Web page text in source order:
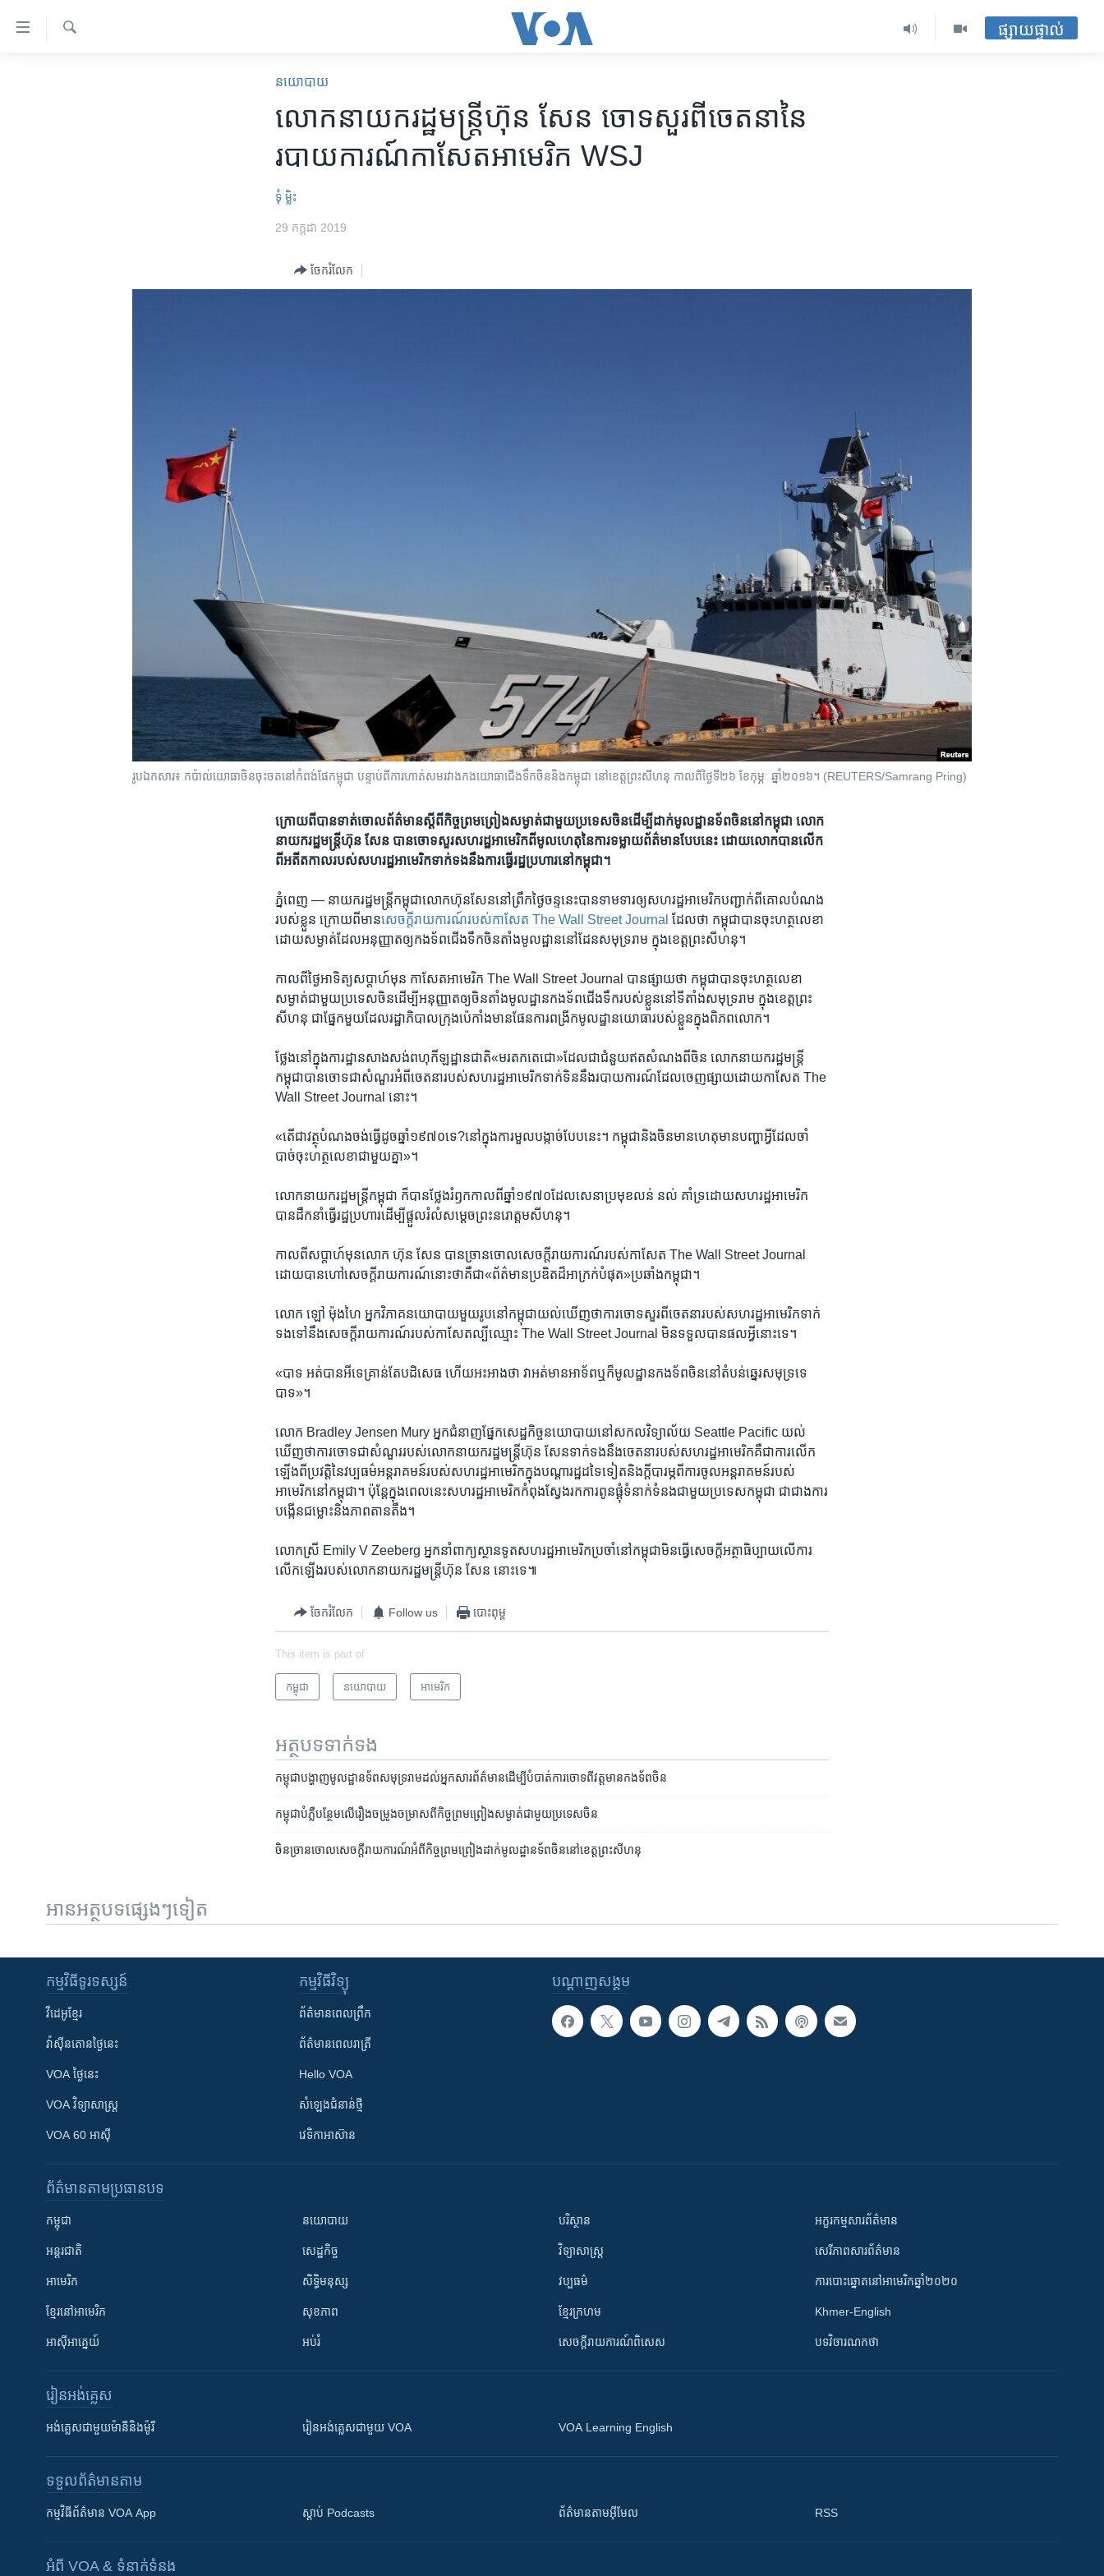
ទៅ​
ផ្សាយផ្ទាល់
នយោបាយ
លោក​នាយករដ្ឋ​មន្ត្រី​ហ៊ុន សែន ចោទសួរ​ពី​ចេតនា​នៃ​
របាយការណ៍​កាសែត​អាមេរិក​ WSJ
ទុំ ម្លិះ
29 កក្កដា 2019
ចែករំលែក
រូបឯកសារ៖ កប៉ាល់​យោធាចិន​ចុះចតនៅកំពង់ផែកម្ពុជា បន្ទាប់ពី​ការ​ហាត់សមរវាងកងយោធាជើងទឹកចិននិងកម្ពុជា នៅ​ខេត្ត​ព្រះសីហនុ កាលពីថ្ងៃទី២៦ ខែកុម្ភៈ ឆ្នាំ២០១៦។ (REUTERS/Samrang Pring)
ក្រោយ​ពី​បាន​ទាត់​ចោល​ព័ត៌មាន​ស្តីពីកិច្ច​ព្រមព្រៀង​សម្ងាត់​ជាមួយ​ប្រទេស​ចិនដើម្បីដាក់មូលដ្ឋានទ័ពចិននៅកម្ពុជា លោក​
នាយក​រដ្ឋ​មន្ត្រី​ហ៊ុន សែន បាន​ចោទ​សួរ​សហរដ្ឋ​អាមេរិក​ពី​មូលហេតុ​នៃ​ការ​ទម្លាយ​ព័ត៌មាន​បែបនេះ ដោយ​លោក​បាន​លើក​
ពី​អតីតកាល​របស់​សហរដ្ឋ​អាមេរិក​ទាក់​ទង​នឹង​ការ​ធ្វើ​រដ្ឋ​ប្រហារនៅ​កម្ពុជា។
ភ្នំពេញ — នាយករដ្ឋ​មន្រ្តី​កម្ពុជា​លោក​ហ៊ុនសែននៅ​ព្រឹក​ថ្ងៃ​ចន្ទ​នេះ​បាន​ទាមទារ​ឲ្យ​សហរដ្ឋ​អាមេរិក​បញ្ជាក់​ពី​គោល​បំណង​
របស់​ខ្លួន​ ក្រោយ​ពី​មាន​សេចក្តី​រាយការណ៍​របស់​កាសែត The Wall Street Journal ដែល​ថា​ កម្ពុជា​បាន​ចុះ​ហត្ថលេខា​
ដោយ​សម្ងាត់​ដែល​អនុញ្ញាត​ឲ្យ​កង​ទ័ព​ជើង​ទឹកចិន​តាំង​មូល​ដ្ឋាន​នៅ​ដែន​សមុទ្រ​រាម ក្នុង​ខេត្ត​ព្រះ​សីហនុ។
កាលពី​ថ្ងៃ​អាទិត្យ​សប្តាហ៍​មុន ​កាសែត​អាមេរិក​ ​The Wall Street Journal​ ​បាន​ផ្សាយ​ថា​ កម្ពុជា​បាន​ចុះ​ហត្ថលេខា​
សម្ងាត់​ជាមួយ​ប្រទេស​ចិន​ដើម្បី​អនុញ្ញាត​ឲ្យ​ចិន​តាំង​មូលដ្ឋាន​កងទ័ព​ជើង​ទឹក​របស់​ខ្លួន​នៅ​ទី​តាំង​សមុទ្រ​រាម​ ក្នុង​ខេត្ត​ព្រះ​
សីហនុ​ ​ជា​ផ្នែក​មួយ​ដែល​រដ្ឋាភិបាល​ក្រុង​ប៉េកាំង​មាន​ផែន​ការ​ពង្រីក​មូលដ្ឋាន​យោធា​របស់​ខ្លួន​ក្នុង​ពិភព​លោក។​
ថ្លែង​នៅ​ក្នុង​ការដ្ឋាន​សាងសង់​ពហុ​កីឡដ្ឋាន​ជាតិ​«មរតក​តេជោ»​ដែល​ជាជំនួយ​ឥត​សំណង​ពី​ចិន ​លោកនាយករដ្ឋ​មន្ត្រី​
កម្ពុជាបានចោទ​ជា​សំណួរ​អំពី​ចេតនា​របស់​សហរដ្ឋ​អាមេរិកទាក់ទិន​នឹង​របាយការណ៍​ដែល​ចេញ​ផ្សាយ​ដោយកាសែត​ The
Wall Street Journal នោះ។
«តើ​ជា​វត្ថុ​បំណង​ចង់​ធ្វើ​ដូច​ឆ្នាំ​១៩៧០​ទេ?នៅ​ក្នុង​ការ​មួល​បង្កាច់​បែប​នេះ។ កម្ពុជា​និង​ចិន​មាន​ហេតុ​មាន​បញ្ហា​អ្វី​ដែល​ចាំ​
បាច់​ចុះ​ហត្ថលេខា​ជាមួយ​គ្នា»។
លោក​នាយក​រដ្ឋ​មន្ត្រី​កម្ពុជា ក៏​បាន​ថ្លែង​រំឭក​កាលពី​ឆ្នាំ​១៩៧០​ដែលសេនា​ប្រមុខ​លន់ នល់ គាំទ្រ​ដោយ​សហរដ្ឋ​អាមេរិក​
បាន​ដឹក​នាំ​ធ្វើ​រដ្ឋ​ប្រហារ​ដើម្បី​ផ្តួល​រំលំ​សម្តេច​ព្រះនរោត្តម​សីហនុ។
កាល​ពី​សប្តាហ៍​មុន​លោក ​ហ៊ុន សែន បាន​ច្រាន​ចោល​សេចក្តី​រាយការណ៍​របស់​កាសែត The Wall Street Journal ​
ដោយ​បាន​ហៅ​សេចក្តី​រាយការណ៍​នោះ​ថា​គឺជា​«ព័ត៌មាន​ប្រឌិត​ដ៏​អាក្រក់​បំផុត»​ប្រឆាំង​កម្ពុជា។
លោក ឡៅ ម៉ុងហៃ អ្នក​វិភាគ​នយោបាយ​មួយ​រូប​នៅ​កម្ពុជាយល់​ឃើញ​ថាការ​ចោទ​សួរ​ពី​ចេតនា​របស់​សហ​រដ្ឋ​អាមេរិក​ទាក់​
ទង​ទៅ​នឹង​សេចក្តី​រាយការណ៍​របស់​កាសែត​ល្បី​ឈ្មោះ The Wall Street Journal ​មិន​ទទួល​បាន​ផល​អ្វី​នោះទេ។
«បាទ អត់​បាន​អីទេ​គ្រាន់​តែ​បដិសេធ​ ហើយ​អះអាង​ថា​ វា​អត់​មាន​អាទ័ព​ឬ​ក៏​មូលដ្ឋាន​កងទ័ព​ចិន​នៅ​តំបន់​ឆ្នេរ​សមុទ្រ​ទេ​
បាទ»។
លោក Bradley Jensen Mury អ្នក​ជំនាញ​ផ្នែក​សេដ្ឋកិច្ច​នយោបាយ​នៅ​សកលវិទ្យាល័យ ​Seattle Pacific យល់​
ឃើញ​ថាការ​ចោទ​ជា​សំណួរ​របស់​លោក​នាយក​រដ្ឋ​មន្ត្រី​ហ៊ុន សែនទាក់​ទង​នឹង​ចេត​នា​របស់​សហរដ្ឋ​អាមេរិក​គឺ​ជា​ការ​លើក​
ឡើង​ពី​ប្រវត្តិនៃ​វប្បធម៌​អន្តរាគមន៍​របស់​សហរដ្ឋ​អាមេរិក​ក្នុង​បណ្តា​រដ្ឋ​ដទៃ​ទៀត​និង​ក្តី​បារម្ភ​ពី​ការ​ចូល​អន្តរាគមន៍​របស់​
អាមេរិក​នៅ​កម្ពុជា។ ប៉ុន្តែ​ក្នុង​ពេល​នេះ​សហរដ្ឋ​អាមេរិក​កំពុង​ស្វែង​រក​ការ​ពូន​ផ្តុំ​ទំនាក់​ទំនង​ជា​មួយ​ប្រទេស​កម្ពុជា​ ជា​ជាង​ការ​
បង្កើន​ជម្លោះ​និង​ភាព​តាន​តឹង។
លោកស្រី Emily V Zeeberg ​អ្នក​នាំ​ពាក្យ​ស្ថានទូត​សហរដ្ឋ​អាមេរិក​ប្រចាំ​នៅ​កម្ពុជា​មិនធ្វើ​សេចក្តី​អត្ថា​ធិប្បាយ​លើ​ការ​
លើក​ឡើង​របស់​លោក​នាយក​រដ្ឋ​មន្ត្រី​ហ៊ុន សែន នោះទេ៕
ចែករំលែក Follow us បោះពុម្ព
This item is part of
កម្ពុជា នយោបាយ អាមេរិក​
អត្ថបទ​ទាក់ទង
កម្ពុជា​បង្ហាញ​មូលដ្ឋាន​ទ័ព​សមុទ្រ​រាម​ដល់​អ្នក​សារព័ត៌មាន​ដើម្បី​បំបាត់​ការ​ចោទ​ពី​វត្តមាន​កងទ័ព​ចិន
កម្ពុជា​បំភ្លឺ​បន្ថែម​លើ​រឿង​ចម្រូង​ចម្រាស​ពី​កិច្ច​ព្រមព្រៀង​សម្ងាត់​ជាមួយ​ប្រទេស​ចិន
ចិន​ច្រាន​ចោល​សេចក្តី​រាយ​ការណ៍​អំពី​កិច្ច​ព្រម​ព្រៀង​ដាក់​មូលដ្ឋាន​ទ័ព​ចិន​នៅ​ខេត្ត​ព្រះសីហនុ
អានអត្ថបទផ្សេងៗទៀត
បណ្តាញ​សង្គម
កម្មវិធី​ទូរទស្សន៍
វីដេអូ​ខ្មែរ
វ៉ាស៊ីនតោន​ថ្ងៃ​នេះ
VOA ថ្ងៃនេះ
VOA ​វិទ្យាសាស្ត្រ
VOA 60 អាស៊ី
កម្មវិធី​វិទ្យុ
ព័ត៌មាន​ពេល​ព្រឹក
ព័ត៌មាន​​ពេល​រាត្រី
Hello VOA
សំឡេង​ជំនាន់​ថ្មី
វេទិកា​អាស៊ាន
ព័ត៌មាន​តាមប្រធានបទ​
កម្ពុជា
អន្តរជាតិ
អាមេរិក
ខ្មែរ​នៅអាមេរិក
អាស៊ីអាគ្នេយ៍
នយោបាយ
សេដ្ឋកិច្ច
សិទ្ធិមនុស្ស
សុខភាព
អប់រំ
បរិស្ថាន
វិទ្យាសាស្រ្ត
វប្បធម៌
ខ្មែរក្រហម
សេចក្តីរាយការណ៍ពិសេស
អក្ខរកម្មសារព័ត៌មាន
សេរីភាពសារព័ត៌មាន
ការបោះឆ្នោតនៅអាមេរិកឆ្នាំ២០២០
Khmer-English
បទវិចារណកថា
រៀន​​អង់គ្លេស
អង់គ្លេស​ជាមួយ​ម៉ានី​និង​ម៉ូរី រៀន​​​​​​អង់គ្លេស​​ជាមួយ VOA VOA Learning English
ទទួល​ព័ត៌មាន​តាម
កម្មវិធី​ព័ត៌មាន VOA App ស្តាប់ Podcasts ព័ត៌មាន​តាម​អ៊ីមែល RSS
អំពី​ VOA & ទំនាក់ទំនង